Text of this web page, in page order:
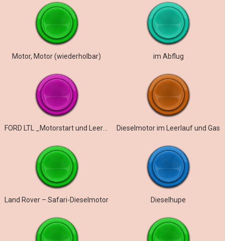
Motor, Motor (wiederholbar) im Abflug
FORD LTL _Motorstart und Leerlauf Dieselmotor im Leerlauf und Gas
Land Rover – Safari-Dieselmotor Dieselhupe